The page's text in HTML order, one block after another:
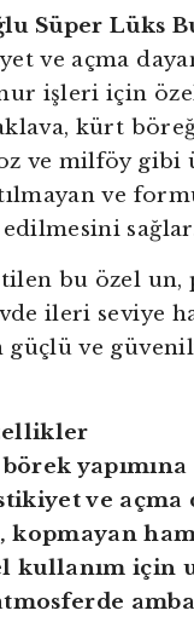
Süper Lüks
ve açma
işleri için
kürt
ve milföy gibi
ve
bu özel un,
ileri seviye
güçlü ve
ve açma
kopmayan
kullanım için